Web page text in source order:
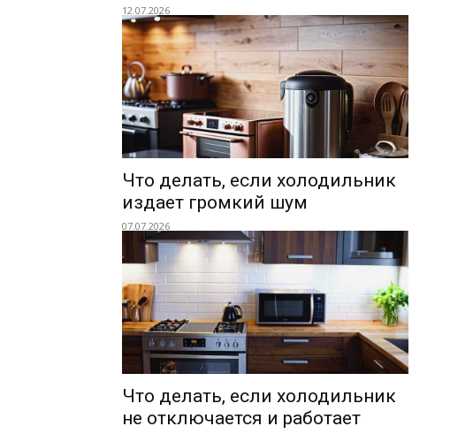
12.07.2026
Что делать, если холодильник
издает громкий шум
07.07.2026
Что делать, если холодильник
не отключается и работает